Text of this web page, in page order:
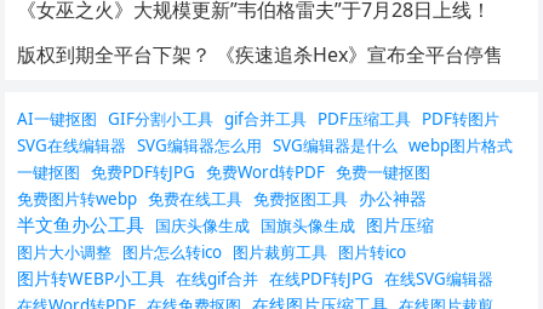
《女巫之火》大规模更新”韦伯格雷夫”于7月28日上线！
版权到期全平台下架？ 《疾速追杀Hex》宣布全平台停售
AI一键抠图 GIF分割小工具 gif合并工具 PDF压缩工具 PDF转图片
SVG在线编辑器 SVG编辑器怎么用 SVG编辑器是什么 webp图片格式
一键抠图 免费PDF转JPG 免费Word转PDF 免费一键抠图
免费图片转webp 免费在线工具 免费抠图工具 办公神器
半文鱼办公工具 国庆头像生成 国旗头像生成 图片压缩
图片大小调整 图片怎么转ico 图片裁剪工具 图片转ico
图片转WEBP小工具 在线gif合并 在线PDF转JPG 在线SVG编辑器